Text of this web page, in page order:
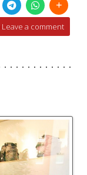
Leave a comment